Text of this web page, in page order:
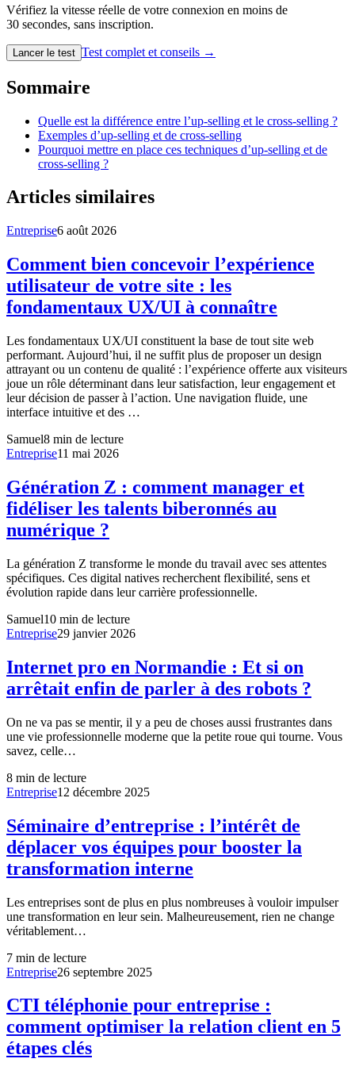
Vérifiez la vitesse réelle de votre connexion en moins de
30 secondes, sans inscription.
Lancer le test Test complet et conseils →
Sommaire
Quelle est la différence entre l’up-selling et le cross-selling ?
Exemples d’up-selling et de cross-selling
Pourquoi mettre en place ces techniques d’up-selling et de
cross-selling ?
Articles similaires
Entreprise6 août 2026
Comment bien concevoir l’expérience
utilisateur de votre site : les
fondamentaux UX/UI à connaître
Les fondamentaux UX/UI constituent la base de tout site web
performant. Aujourd’hui, il ne suffit plus de proposer un design
attrayant ou un contenu de qualité : l’expérience offerte aux visiteurs
joue un rôle déterminant dans leur satisfaction, leur engagement et
leur décision de passer à l’action. Une navigation fluide, une
interface intuitive et des …
Samuel8 min de lecture
Entreprise11 mai 2026
Génération Z : comment manager et
fidéliser les talents biberonnés au
numérique ?
La génération Z transforme le monde du travail avec ses attentes
spécifiques. Ces digital natives recherchent flexibilité, sens et
évolution rapide dans leur carrière professionnelle.
Samuel10 min de lecture
Entreprise29 janvier 2026
Internet pro en Normandie : Et si on
arrêtait enfin de parler à des robots ?
On ne va pas se mentir, il y a peu de choses aussi frustrantes dans
une vie professionnelle moderne que la petite roue qui tourne. Vous
savez, celle…
8 min de lecture
Entreprise12 décembre 2025
Séminaire d’entreprise : l’intérêt de
déplacer vos équipes pour booster la
transformation interne
Les entreprises sont de plus en plus nombreuses à vouloir impulser
une transformation en leur sein. Malheureusement, rien ne change
véritablement…
7 min de lecture
Entreprise26 septembre 2025
CTI téléphonie pour entreprise :
comment optimiser la relation client en 5
étapes clés